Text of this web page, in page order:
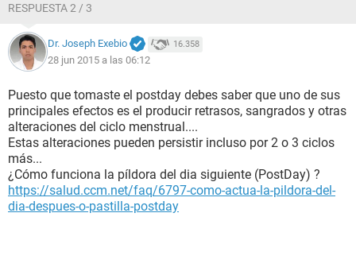
RESPUESTA 2 / 3
Dr. Joseph Exebio 16.358
28 jun 2015 a las 06:12
Puesto que tomaste el postday debes saber que uno de sus
principales efectos es el producir retrasos, sangrados y otras
alteraciones del ciclo menstrual....
Estas alteraciones pueden persistir incluso por 2 o 3 ciclos
más...
¿Cómo funciona la píldora del dia siguiente (PostDay) ?
https://salud.ccm.net/faq/6797-como-actua-la-pildora-del-
dia-despues-o-pastilla-postday